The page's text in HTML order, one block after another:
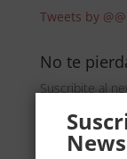
Tweets by
No te
Suscribite al